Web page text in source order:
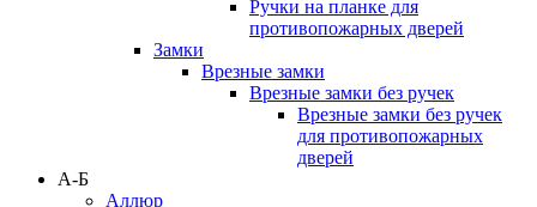
Ручки на планке для
противопожарных дверей
Замки
Врезные замки
Врезные замки без ручек
Врезные замки без ручек
для противопожарных
дверей
А-Б
Аллюр